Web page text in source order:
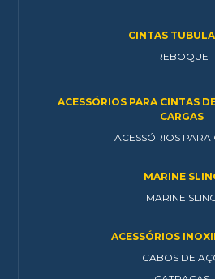
CINTAS
REBOQUE
ACESSÓRIOS PARA CINTAS
CARGAS
ACESSÓRIOS PARA
MARINE
MARINE
ACESSÓRIOS
CABOS DE